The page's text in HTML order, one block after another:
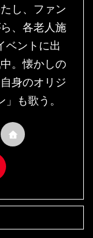
し、ファン
、各老人施
ベントに出
。懐かしの
身のオリジ
も歌う。